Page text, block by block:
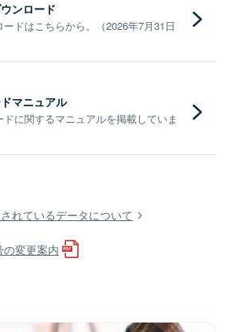
ンロード
ドはこちらから。（2026年7月31日
マニュアル
に関するマニュアルを掲載していま
れているデータについて
変更案内